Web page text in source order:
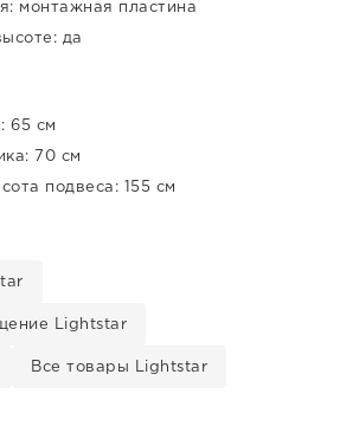
монтажная пластина
да
65 см
70 см
подвеса: 155 см
Lightstar
Все товары Lightstar